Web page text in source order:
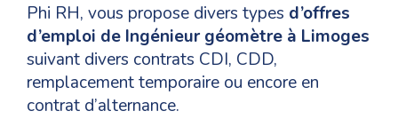
Phi RH, vous propose divers types d’offres
d’emploi de Ingénieur géomètre à Limoges
suivant divers contrats CDI, CDD,
remplacement temporaire ou encore en
contrat d’alternance.